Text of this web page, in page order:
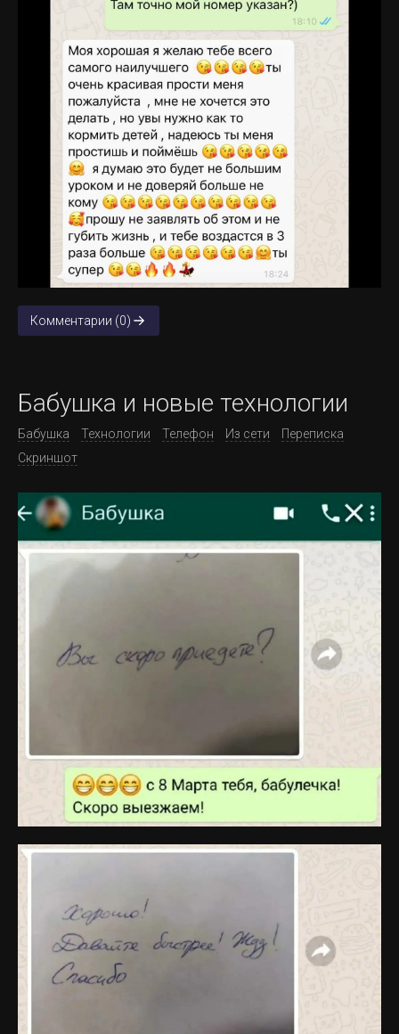
Комментарии (0)
Бабушка и новые технологии
Бабушка Технологии Телефон Из сети
Переписка
Скриншот